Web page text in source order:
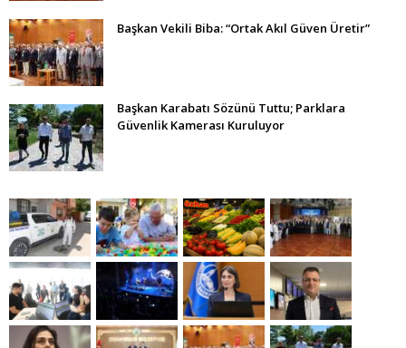
Başkan Vekili Biba: “Ortak Akıl Güven Üretir”
Başkan Karabatı Sözünü Tuttu; Parklara
Güvenlik Kamerası Kuruluyor